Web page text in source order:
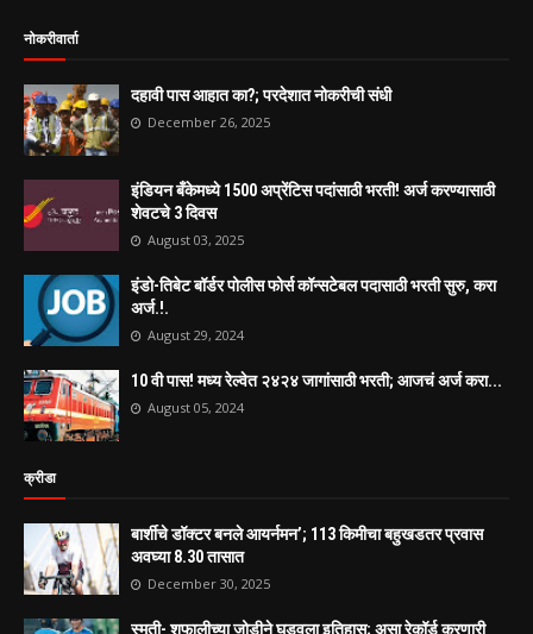
नोकरीवार्ता
दहावी पास आहात का?; परदेशात नोकरीची संधी
December 26, 2025
इंडियन बँकेमध्ये 1500 अप्रेंटिस पदांसाठी भरती! अर्ज करण्यासाठी
शेवटचे 3 दिवस
August 03, 2025
इंडो-तिबेट बॉर्डर पोलीस फोर्स कॉन्सटेबल पदासाठी भरती सुरु, करा
अर्ज.!.
August 29, 2024
10 वी पास! मध्य रेल्वेत २४२४ जागांसाठी भरती; आजचं अर्ज करा...
August 05, 2024
क्रीडा
बार्शीचे डॉक्टर बनले आयर्नमन’; 113 किमीचा बहुखडतर प्रवास
अवघ्या 8.30 तासात
December 30, 2025
स्मृती- शफालीच्या जोडीने घडवला इतिहास; असा रेकॉर्ड करणारी